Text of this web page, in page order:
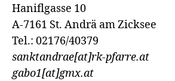
Haniflgasse 10
A-7161 St. Andrä am Zicksee
Tel.: 02176/40379
sanktandrae[at]rk-pfarre.at
gabo1[at]gmx.at